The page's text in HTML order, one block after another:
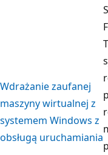
Wdrażanie zaufanej
maszyny wirtualnej z
systemem Windows z
obsługą uruchamiania